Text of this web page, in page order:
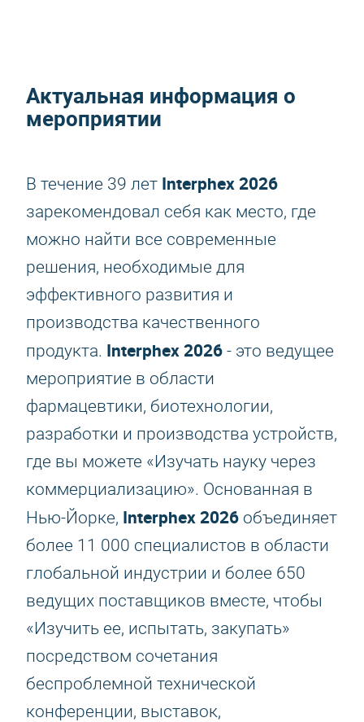
Актуальная информация о
мероприятии
В течение 39 лет Interphex 2026
зарекомендовал себя как место, где
можно найти все современные
решения, необходимые для
эффективного развития и
производства качественного
продукта. Interphex 2026 - это ведущее
мероприятие в области
фармацевтики, биотехнологии,
разработки и производства устройств,
где вы можете «Изучать науку через
коммерциализацию». Основанная в
Нью-Йорке, Interphex 2026 объединяет
более 11 000 специалистов в области
глобальной индустрии и более 650
ведущих поставщиков вместе, чтобы
«Изучить ее, испытать, закупать»
посредством сочетания
беспроблемной технической
конференции, выставок,